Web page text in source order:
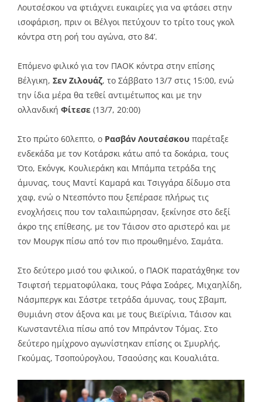
Λουτσέσκου να φτιάχνει ευκαιρίες για να φτάσει στην
ισοφάριση, πριν οι Βέλγοι πετύχουν το τρίτο τους γκολ
κόντρα στη ροή του αγώνα, στο 84’.
Επόμενο φιλικό για τον ΠΑΟΚ κόντρα στην επίσης
Βέλγικη, Σεν Ζιλουάζ, το Σάββατο 13/7 στις 15:00, ενώ
την ίδια μέρα θα τεθεί αντιμέτωπος και με την
ολλανδική Φίτεσε (13/7, 20:00)
Στο πρώτο 60λεπτο, ο Ρασβάν Λουτσέσκου παρέταξε
ενδεκάδα με τον Κοτάρσκι κάτω από τα δοκάρια, τους
Ότο, Εκόνγκ, Κουλιεράκη και Μπάμπα τετράδα της
άμυνας, τους Μαντί Καμαρά και Τσιγγάρα δίδυμο στα
χαφ, ενώ ο Ντεσπόντο που ξεπέρασε πλήρως τις
ενοχλήσεις που τον ταλαιπώρησαν, ξεκίνησε στο δεξί
άκρο της επίθεσης, με τον Τάισον στο αριστερό και με
τον Μουργκ πίσω από τον πιο προωθημένο, Σαμάτα.
Στο δεύτερο μισό του φιλικού, ο ΠΑΟΚ παρατάχθηκε τον
Τσιφτσή τερματοφύλακα, τους Ράφα Σοάρες, Μιχαηλίδη,
Νάσμπεργκ και Σάστρε τετράδα άμυνας, τους Σβαμπ,
Θυμιάνη στον άξονα και με τους Βιεϊρίνια, Τάισον και
Κωνσταντέλια πίσω από τον Μπράντον Τόμας. Στο
δεύτερο ημίχρονο αγωνίστηκαν επίσης οι Σμυρλής,
Γκούμας, Τσοπούρογλου, Τσαούσης και Κουαλιάτα.